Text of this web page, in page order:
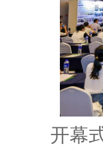
开幕式